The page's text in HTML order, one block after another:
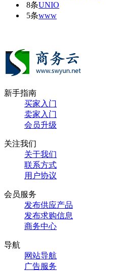
8条UNIO
5条www
新手指南
买家入门
卖家入门
会员升级
关注我们
关于我们
联系方式
用户协议
会员服务
发布供应产品
发布求购信息
商务中心
导航
网站导航
广告服务